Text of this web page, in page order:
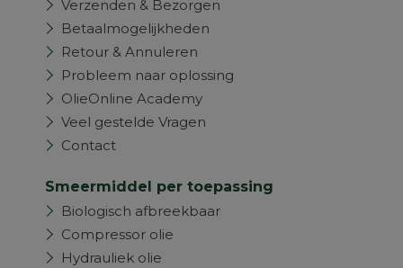
Verzenden & Bezorgen
Betaalmogelijkheden
Retour & Annuleren
Probleem naar oplossing
OlieOnline Academy
Veel gestelde Vragen
Contact
Smeermiddel per toepassing
Biologisch afbreekbaar
Compressor olie
Hydrauliek olie